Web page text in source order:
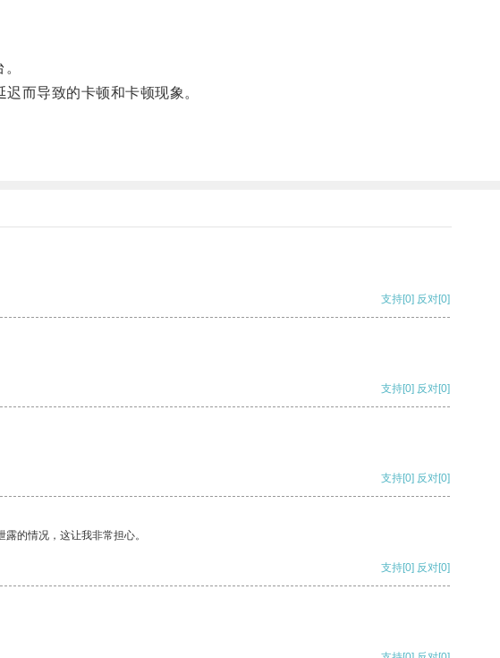
而导致的卡顿和卡顿现象。
支持[0] 反对[0]
支持[0] 反对[0]
支持[0] 反对[0]
的情况，这让我非常担心。
支持[0] 反对[0]